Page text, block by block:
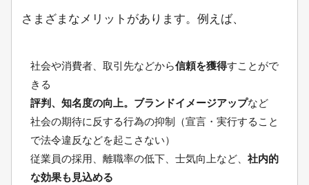
さまざまなメリットがあります。例えば、
社会や消費者、取引先などから信頼を獲得すことがで
きる
評判、知名度の向上。ブランドイメージアップなど
社会の期待に反する行為の抑制（宣言・実行すること
で法令違反などを起こさない）
従業員の採用、離職率の低下、士気向上など、社内的
な効果も見込める